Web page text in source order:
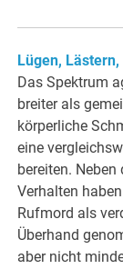
Lügen,
Das Spektrum
breiter als
körperliche
eine
bereiten.
Verhalten
Rufmord als
Überhand
aber nicht